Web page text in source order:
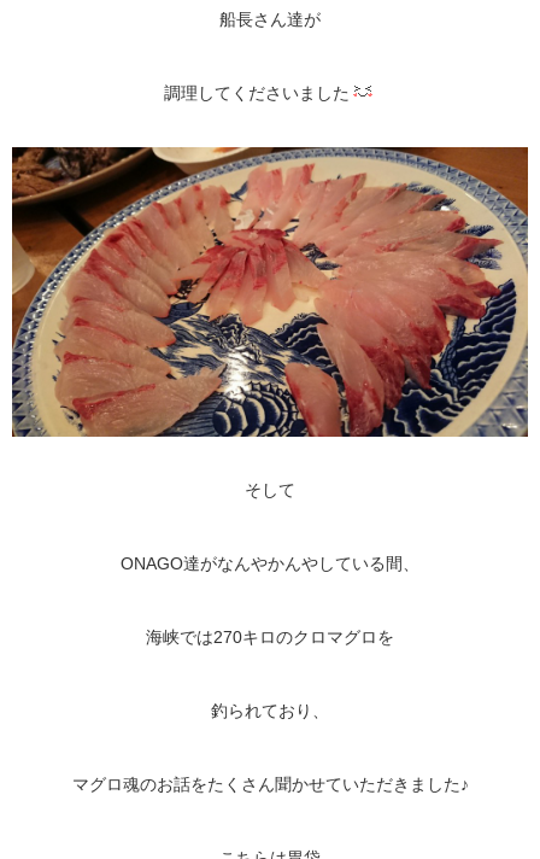
船長さん達が
調理してくださいました
そして
ONAGO達がなんやかんやしている間、
海峡では270キロのクロマグロを
釣られており、
マグロ魂のお話をたくさん聞かせていただきました♪